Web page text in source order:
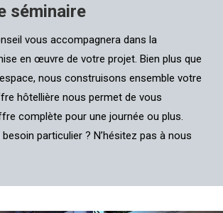
séminaire
vous accompagnera dans la
en œuvre de votre projet. Bien plus que
nous construisons ensemble votre
hôtellière nous permet de vous
complète pour une journée ou plus.
particulier ? N’hésitez pas à nous